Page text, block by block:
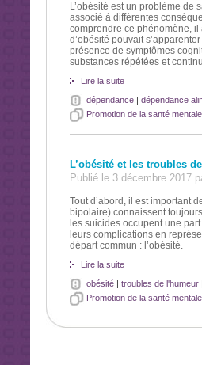
L’obésité est un problème
associé à différentes
comprendre ce phénomène,
d’obésité pouvait
présence de symptômes
substances répétées et
Lire la suite
dépendance| dépendance
Promotion de la santé mentale
L’obésité et les troubles
Publié le 3 décembre 2017
Tout d’abord, il est important
bipolaire) connaissent
les suicides occupent une
leurs complications en
départ commun : l’obésité.
Lire la suite
obésité| troubles de l'humeur|
Promotion de la santé mentale